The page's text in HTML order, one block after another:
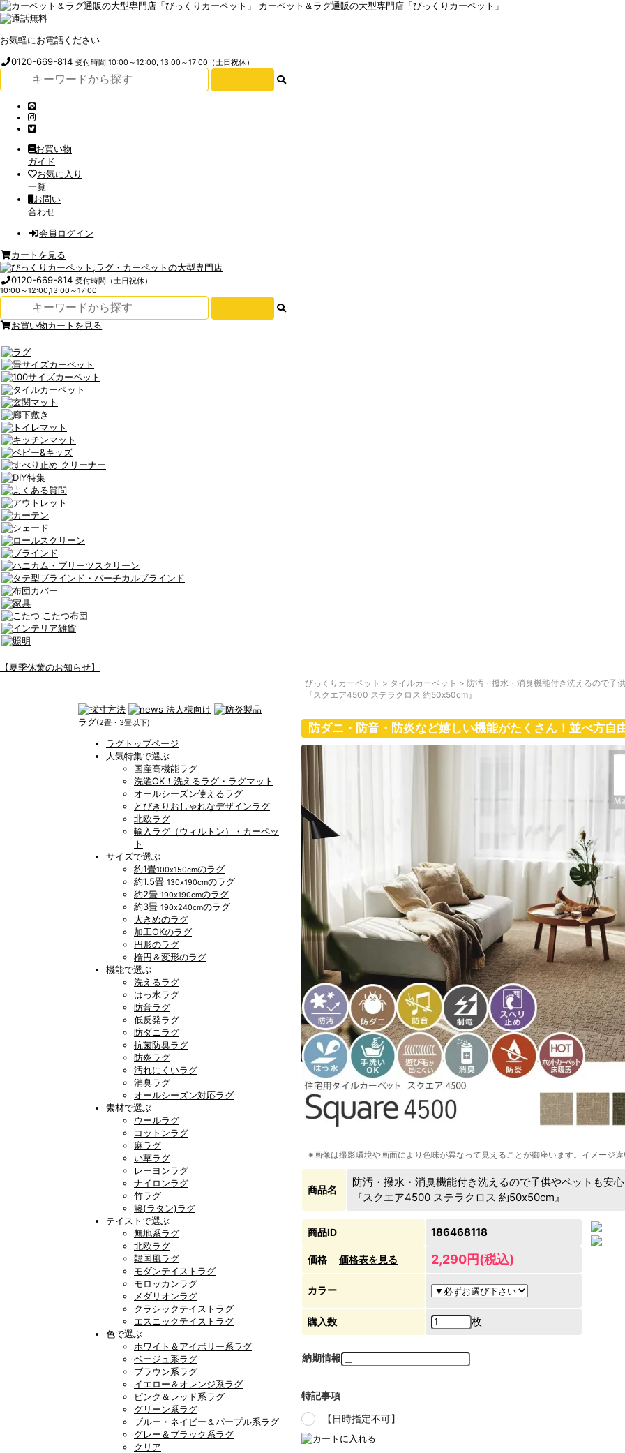
カーペット＆ラグ通販の大型専門店「びっくりカーペット」
お気軽にお電話ください
0120-669-814受付時間 10:00～12:00, 13:00～17:00（土日祝休）
お買い物
ガイド
お気に入り
一覧
お問い
合わせ
会員ログイン
カートを見る
0120-669-814受付時間（土日祝休）
10:00～12:00,13:00～17:00
お買い物カートを見る
【夏季休業のお知らせ】
ラグ(2畳・3畳以下)
ラグトップページ
人気特集で選ぶ
国産高機能ラグ
洗濯OK！洗えるラグ・ラグマット
オールシーズン使えるラグ
とびきりおしゃれなデザインラグ
北欧ラグ
輸入ラグ（ウィルトン）・カーペッ
ト
サイズで選ぶ
約1畳100x150cmのラグ
約1.5畳 130x190cmのラグ
約2畳 190x190cmのラグ
約3畳 190x240cmのラグ
大きめのラグ
加工OKのラグ
円形のラグ
楕円＆変形のラグ
機能で選ぶ
洗えるラグ
はっ水ラグ
防音ラグ
低反発ラグ
防ダニラグ
抗菌防臭ラグ
防炎ラグ
汚れにくいラグ
消臭ラグ
オールシーズン対応ラグ
素材で選ぶ
ウールラグ
コットンラグ
麻ラグ
い草ラグ
レーヨンラグ
ナイロンラグ
竹ラグ
籐(ラタン)ラグ
テイストで選ぶ
無地系ラグ
北欧ラグ
韓国風ラグ
モダンテイストラグ
モロッカンラグ
メダリオンラグ
クラシックテイストラグ
エスニックテイストラグ
色で選ぶ
ホワイト＆アイボリー系ラグ
ベージュ系ラグ
ブラウン系ラグ
イエロー＆オレンジ系ラグ
ピンク＆レッド系ラグ
グリーン系ラグ
ブルー・ネイビー＆パープル系ラグ
グレー＆ブラック系ラグ
クリア
びっくりカーペット > タイルカーペット > 防汚・撥水・消臭機能付き洗えるので子
『スクエア4500 ステラクロス 約50x50cm』
防ダニ・防音・防炎など嬉しい機能がたくさん！並べ方自
※画像は撮影環境や画面により色味が異なって見えることが御座います。イメージ
商品名
防汚・撥水・消臭機能付き洗えるので子供やペットも安
『スクエア4500 ステラクロス 約50x50cm』
商品ID 186468118
価格 価格表を見る 2,290円(税込)
カラー
購入数 枚
納期情報
特記事項
【日時指定不可】